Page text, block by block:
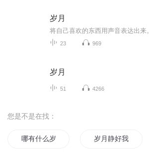
岁月
将自己喜欢的东西用声音表达出来。
23 969
岁月
51 4266
您是不是在找：
哪有什么岁月静好 岁月静好我不惹你